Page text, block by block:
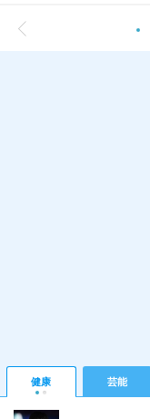
健康 芸能